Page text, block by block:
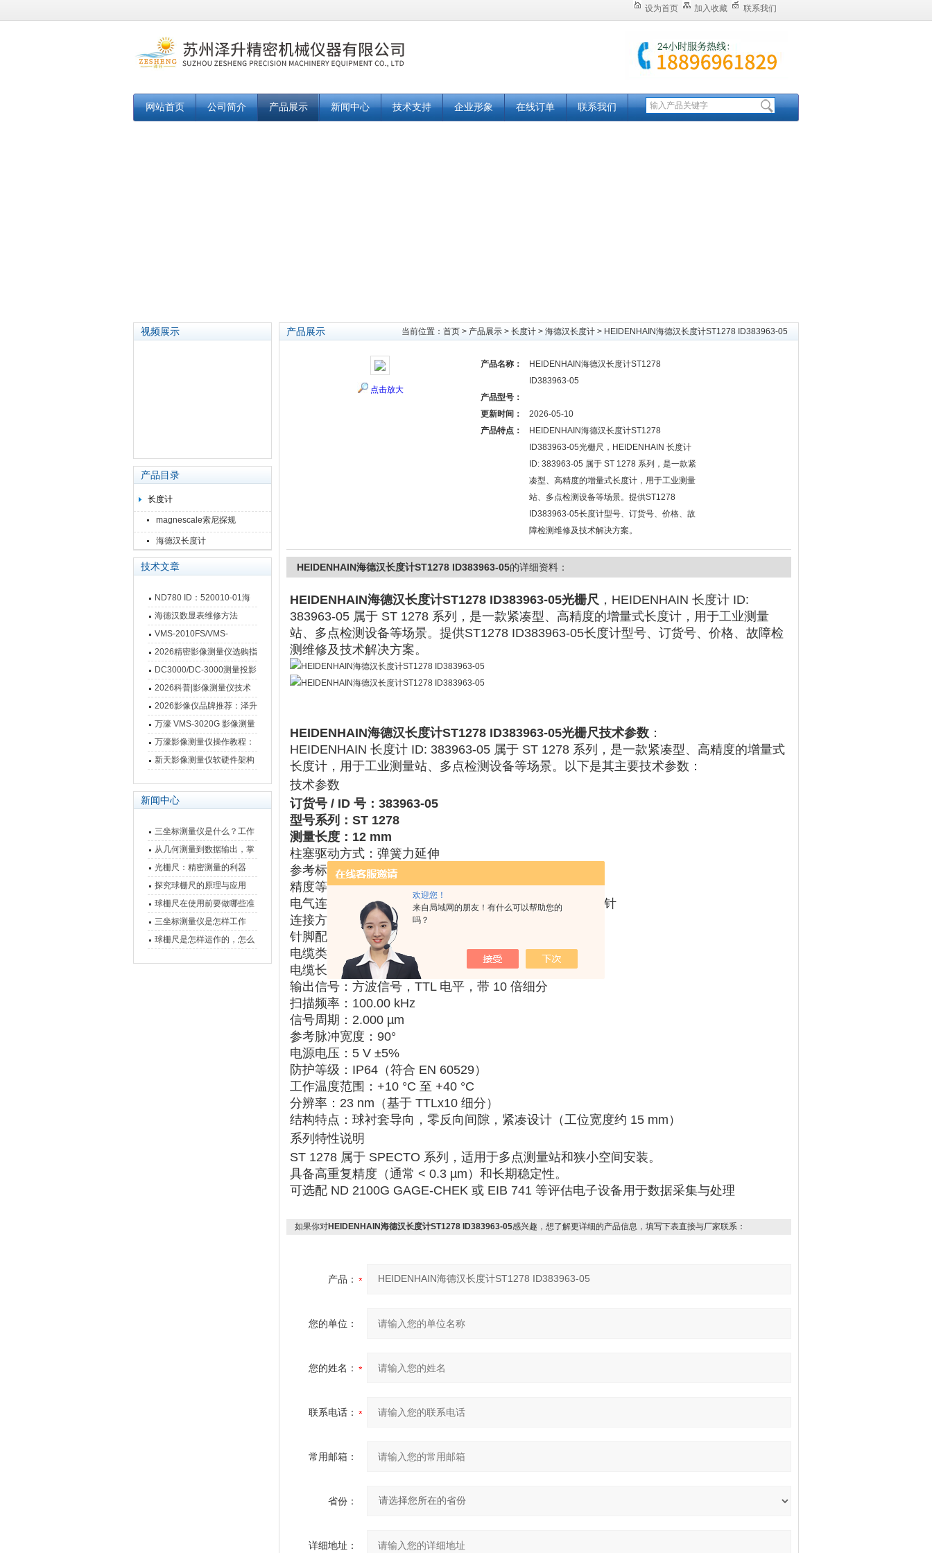
欢迎您！
来自局域网的朋友！有什么可以帮助您的
吗？
设为首页 加入收藏 联系我们
网站首页 公司简介 产品展示 新闻中心 技术支持 企业形象 在线订单 联系我们
视频展示
产品目录
长度计
magnescale索尼探规
海德汉长度计
技术文章
ND780 ID：520010-01海
德汉数显表故障维修内容
海德汉数显表维修方法
VMS-2010FS/VMS-
3020FS/VMS-4030FS手动
影像测量仪技术参数
2026精密影像测量仪选购指
南 靠谱品牌一站式选型推荐
DC3000/DC-3000测量投影
仪万濠数据处理器数显表故
障维修方法
2026科普|影像测量仪技术
原理、分类及选型应用
2026影像仪品牌推荐：泽升
影像测量仪选型指南
万濠 VMS-3020G 影像测量
仪技术规格与应用解析
万濠影像测量仪操作教程：
从开机到出报告，新手也能
新天影像测量仪软硬件架构
新闻中心
三坐标测量仪是什么？工作
原理、分类与核心功能一次
讲清
从几何测量到数据输出，掌
握万濠影像测量仪的六大核
心能力
光栅尺：精密测量的利器
探究球栅尺的原理与应用
球栅尺在使用前要做哪些准
备工作？
三坐标测量仪是怎样工作
的，功能有什么优势？
球栅尺是怎样运作的，怎么
产品展示 当前位置： 首页 > 产品展示 > 长度计 > 海德汉长度计 > HEIDENHAIN海德汉长度计ST1278 ID383963-05
点击放大
产品名称：
HEIDENHAIN海德汉长度计ST1278
ID383963-05
产品型号：
更新时间：
2026-05-10
产品特点：
HEIDENHAIN海德汉长度计ST1278
ID383963-05光栅尺，HEIDENHAIN 长度计
ID: 383963-05‌ 属于 ‌ST 1278 系列‌，是一款紧
凑型、高精度的增量式长度计，用于工业测量
站、多点检测设备等场景。提供ST1278
ID383963-05长度计型号、订货号、价格、故
障检测维修及技术解决方案。
HEIDENHAIN海德汉长度计ST1278 ID383963-05的详细资料：
HEIDENHAIN海德汉长度计ST1278 ID383963-05光栅尺 ，HEIDENHAIN 长度计 ID:
383963-05‌ 属于 ‌ST 1278 系列‌，是一款紧凑型、高精度的增量式长度计，用于工业测量
站、多点检测设备等场景。提供ST1278 ID383963-05长度计型号、订货号、价格、故障检
测维修及技术解决方案。
HEIDENHAIN海德汉长度计ST1278 ID383963-05光栅尺技术参数 ：
HEIDENHAIN 长度计 ID: 383963-05 ‌ 属于 ‌ ST 1278 系列
‌，是一款紧凑型、高精度的增量式
长度计，用于工业测量站、多点检测设备等场景。以下是其主要技术参数：
技术参数
订货号 / ID 号 ‌：383963-05
型号系列 ‌：ST 1278
测量长度 ‌：12 mm
柱塞驱动方式 ‌：弹簧力延伸
参考标记位置‌：5 mm
精度等级‌：‌±1.0 µm
电气连接
‌：D-sub 连接器，2 排，带锁定螺钉，‌公头，15 针
连接方向
‌：径向
针脚配置
‌：D510107
电缆类型
‌：聚氨酯（PUR），直径 ‌Ø5.1 mm
电缆长度
‌：‌
1.50 m
输出信号 ‌：‌ 方波信号，TTL 电平，带 10 倍细分
扫描频率 ‌：‌ 100.00 kHz
信号周期 ‌：‌ 2.000 µm
参考脉冲宽度 ‌：‌ 90°
电源电压 ‌：‌ 5 V ±5%
防护等级 ‌：‌ IP64 ‌（符合 EN 60529）
工作温度范围 ‌：‌ +10 °C 至 +40 °C
分辨率 ‌：‌ 23 nm ‌（基于 TTLx10 细分）
结构特点 ‌：球衬套导向，零反向间隙，紧凑设计（工位宽度约 15 mm）
系列特性说明
ST 1278 属于 ‌ SPECTO 系列 ‌，适用于‌多点测量站‌和‌狭小空间安装‌。
具备‌高重复精度 ‌（通常 < 0.3 µm）和‌长期稳定性‌。
可选配 ‌ ND 2100G GAGE-CHEK ‌ 或 ‌ EIB 741 ‌ 等评估电子设备用于数据采集与处理 ‌‌
如果你对HEIDENHAIN海德汉长度计ST1278 ID383963-05感兴趣，想了解更详细的产品信息，填写下表直接与厂家联系：
产品：
您的单位：
您的姓名：
联系电话：
常用邮箱：
省份：
详细地址：